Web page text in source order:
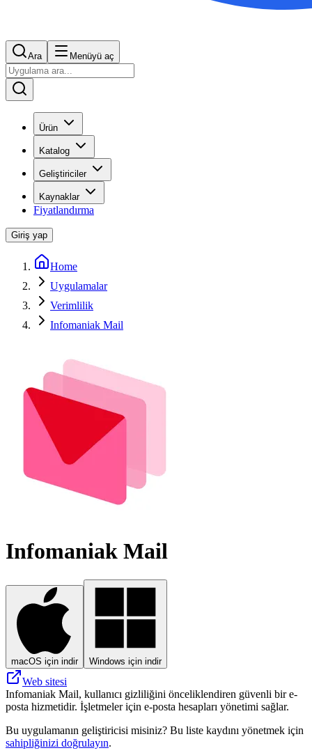
Ara Menüyü aç
Ürün
Katalog
Geliştiriciler
Kaynaklar
Fiyatlandırma
Giriş yap
Home
Uygulamalar
Verimlilik
Infomaniak Mail
Infomaniak Mail
macOS için indir Windows için indir
Web sitesi
Infomaniak Mail, kullanıcı gizliliğini önceliklendiren güvenli bir e-
posta hizmetidir. İşletmeler için e-posta hesapları yönetimi sağlar.
Bu uygulamanın geliştiricisi misiniz? Bu liste kaydını yönetmek için
sahipliğinizi doğrulayın.